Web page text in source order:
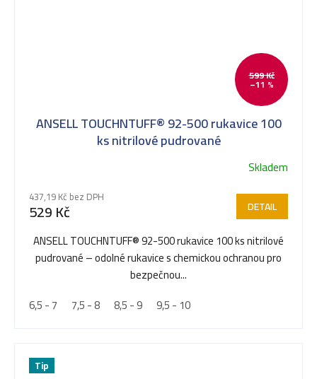
599 Kč
–11 %
ANSELL TOUCHNTUFF® 92-500 rukavice 100
ks nitrilové pudrované
hodnocení
produktu
je
5,0
Skladem
437,19 Kč bez DPH
529 Kč DETAIL
ANSELL TOUCHNTUFF® 92-500 rukavice 100 ks nitrilové
pudrované – odolné rukavice s chemickou ochranou pro
bezpečnou...
6,5 - 7
7,5 - 8 8,5 - 9 9,5 - 10
Tip